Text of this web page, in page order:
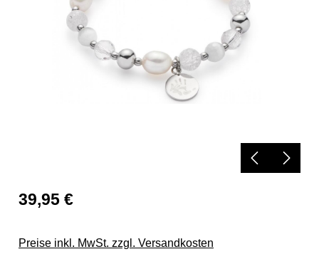
39,95 €
Preise inkl. MwSt. zzgl. Versandkosten